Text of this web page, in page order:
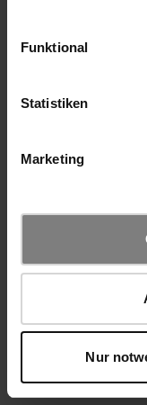
Funktional
Statistiken
Marketing
Nur